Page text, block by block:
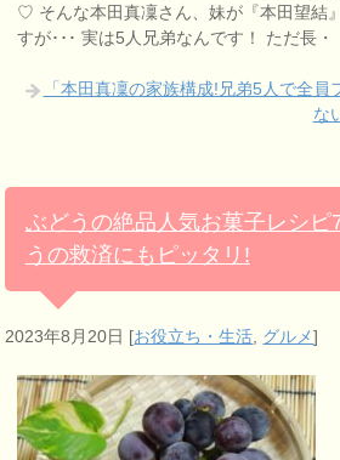
♡ そんな本田真凜さん、妹が『本田望結
すが･･･ 実は5人兄弟なんです！ ただ長・
「本田真凜の家族構成!兄弟5人で全
な
ぶどうの絶品人気お菓子レシピ
うの救済にもピッタリ!
2023年8月20日 [お役立ち・生活, グルメ]